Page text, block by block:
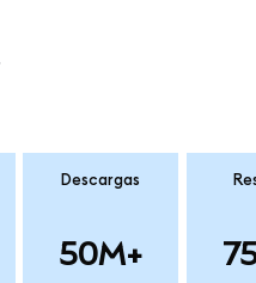
Descargas
50M+